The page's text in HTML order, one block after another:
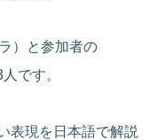
）と参加者の
です。
表現を日本語で解説